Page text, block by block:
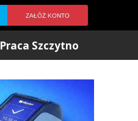
ZAŁÓŻ KONTO
Praca Szczytno